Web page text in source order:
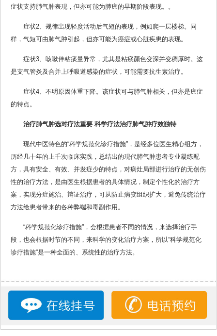
症状支持肺气肿表现，但亦可能为肺癌的早期阶段表现。。
症状2、规律出现轻度活动后气短的表现，例如爬一层楼梯。同
样，气短可由肺气肿引起，但亦可能为癌症或心脏疾患的表现。
症状3、咳嗽伴粘痰量异常，尤其是粘痰颜色变深并变稠厚时。这
是支气管炎及合并上呼吸道感染的症状，可能需要抗生素治疗。
症状4、不明原因体重下降。该症状可与肺气肿相关，但亦是癌症
的特点。
治疗肺气肿选对疗法重要 科学疗法治疗肺气肿疗效独特
现代中医特色的“科学规范化诊疗措施”，是经多位医生精心组方，
历经几十年的上千次临床实践，总结出的现代肺气肿患者专业凝练配
方，具有安全、有效、并发症少的特点，对病灶局部进行治疗的无创伤
性的治疗方法，是由医生根据患者的具体情况，制定个性化的治疗方
案，实现分症施治、辩证治疗，可从防止病变组织扩大，避免传统治疗
方法给患者带来的各种弊端和毒副作用。
“科学规范化诊疗措施”，会根据患者不同的情况，来选择治疗手
段，也会根据时节的不同，来科学的变化治疗方案，所以“科学规范化
诊疗措施”是一种全面的、系统性的治疗方法。